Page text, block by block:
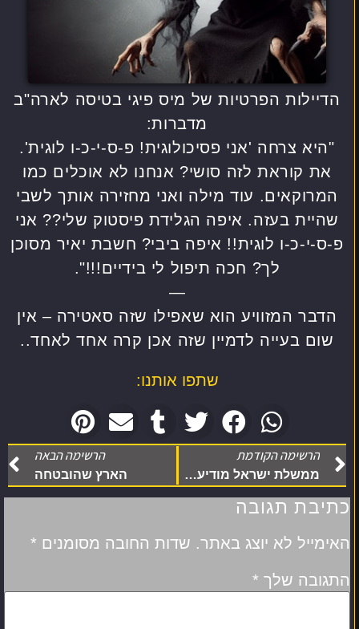
הדיילות הפרטיות של מיס פיגי בטיסה לארה"ב
מדברות:
"היא צרחה 'אני פסיכולוגית! פ-ס-י-כ-ו לוגית'.
את קוראת לזה סושי? אנחנו לא אוכלים כמו
המרוקאים. עוד מילה ואני מחזירה אותך לשבי
שהיית בעזה. איפה הגלידת פיסטוק שלי?? אני
פ-ס-י-כ-ו לוגית!! איפה ביבי? חשבת יאיר מסוכן
לך? חכה תיפול לי בידיים!!!".
—
הדבר המזוויע הוא שאפילו שזה סאטירה – אין
שום בעייה לדמיין שזה אכן קרה אחד לאחד..
שתפו אותנו:
הרשימה הקודמת
ממשלת ישראל מודיעה בתדהמה:
הרשימה הבאה
הארץ שהובטחה
כתיבת תגובה
האימייל לא יוצג באתר. שדות החובה מסומנים *
התגובה שלך *